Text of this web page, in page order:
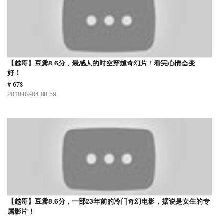
【越哥】豆瓣8.6分，最感人的时空穿越奇幻片！看完心情会变
好！
# 678
2018-09-04 08:59
【越哥】豆瓣8.6分，一部23年前的冷门奇幻电影，据说是女生的专
属影片！